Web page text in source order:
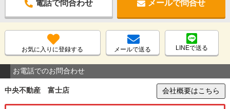
電話で問合わせ メールで問合せ
お気に入りに登録する メールで送る LINEで送る
お電話でのお問合わせ
中央不動産 富士店 会社概要はこちら